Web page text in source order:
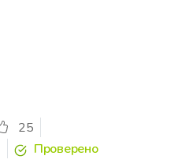
25
Проверено